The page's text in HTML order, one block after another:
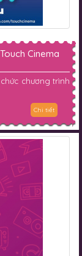
Cinema
chương trình
Chi tiết